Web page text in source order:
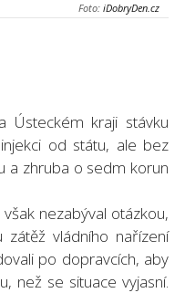
Foto: iDobryDen.cz
Ústeckém kraji stávku
od státu, ale bez
a zhruba o sedm korun
nezabýval otázkou,
vládního nařízení
po dopravcích, aby
než se situace vyjasní.